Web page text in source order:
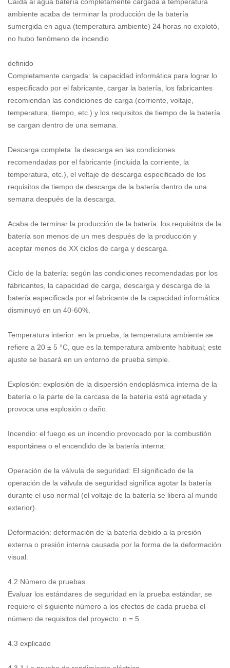
ambiente acaba de terminar la producción de la batería
sumergida en agua (temperatura ambiente) 24 horas no explotó,
no hubo fenómeno de incendio
definido
Completamente cargada: la capacidad informática para lograr lo
especificado por el fabricante, cargar la batería, los fabricantes
recomiendan las condiciones de carga (corriente, voltaje,
temperatura, tiempo, etc.) y los requisitos de tiempo de la batería
se cargan dentro de una semana.
Descarga completa: la descarga en las condiciones
recomendadas por el fabricante (incluida la corriente, la
temperatura, etc.), el voltaje de descarga especificado de los
requisitos de tiempo de descarga de la batería dentro de una
semana después de la descarga.
Acaba de terminar la producción de la batería: los requisitos de la
batería son menos de un mes después de la producción y
aceptar menos de XX ciclos de carga y descarga.
Ciclo de la batería: según las condiciones recomendadas por los
fabricantes, la capacidad de carga, descarga y descarga de la
batería especificada por el fabricante de la capacidad informática
disminuyó en un 40-60%.
Temperatura interior: en la prueba, la temperatura ambiente se
refiere a 20 ± 5 °C, que es la temperatura ambiente habitual; este
ajuste se basará en un entorno de prueba simple.
Explosión: explosión de la dispersión endoplásmica interna de la
batería o la parte de la carcasa de la batería está agrietada y
provoca una explosión o daño.
Incendio: el fuego es un incendio provocado por la combustión
espontánea o el encendido de la batería interna.
Operación de la válvula de seguridad: El significado de la
operación de la válvula de seguridad significa agotar la batería
durante el uso normal (el voltaje de la batería se libera al mundo
exterior).
Deformación: deformación de la batería debido a la presión
externa o presión interna causada por la forma de la deformación
visual.
4.2 Número de pruebas
Evaluar los estándares de seguridad en la prueba estándar, se
requiere el siguiente número a los efectos de cada prueba el
número de requisitos del proyecto: n = 5
4.3 explicado